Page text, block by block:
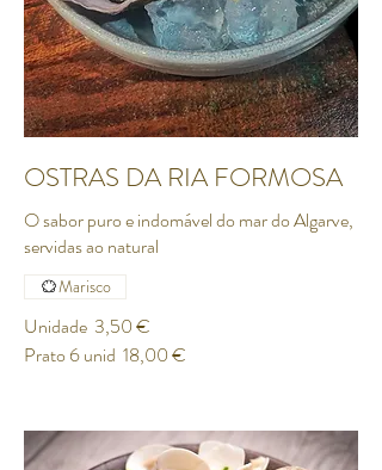
OSTRAS DA RIA FORMOSA
O sabor puro e indomável do mar do Algarve,
servidas ao natural
Unidade 3,50 €
Prato 6 unid 18,00 €
Marisco